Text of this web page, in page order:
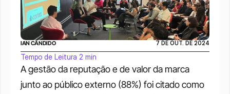
A gestão da reputação e de valor da marca
junto ao público externo (88%) foi citado como
IAN CÂNDIDO 7 DE OUT. DE 2024
Tempo de Leitura 2 min